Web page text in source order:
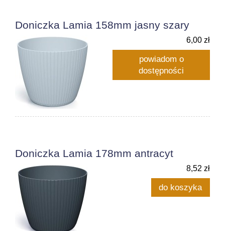
Doniczka Lamia 158mm jasny szary
6,00 zł
powiadom o
dostępności
Doniczka Lamia 178mm antracyt
8,52 zł
do koszyka